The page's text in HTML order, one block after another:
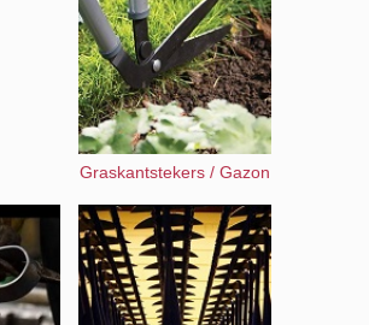
Graskantstekers / Gazon